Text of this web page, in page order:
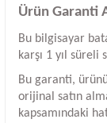
Ürün Garanti
Bu bilgisayar
karşı 1 yıl süreli
Bu garanti,
orijinal satın
kapsamındaki